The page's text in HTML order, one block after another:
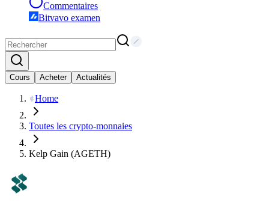
Commentaires
Bitvavo examen
Cours Acheter Actualités
Home
Toutes les crypto-monnaies
Kelp Gain (AGETH)